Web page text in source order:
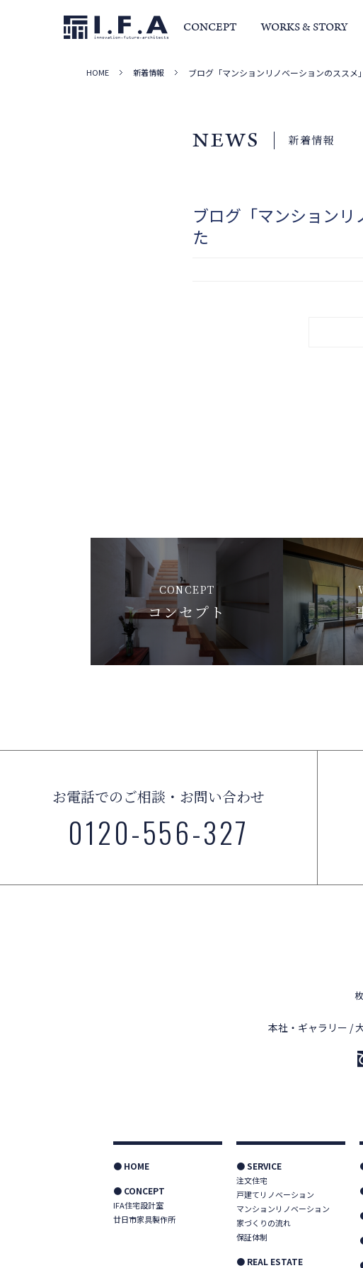
CONCEPT WORKS & STORY
事例集 家
サービス・家づくりの流れ 室長からの挨拶
HOME 新着情報 ブログ「マンションリノベーションのススメ
NEWS 新着情報
ブログ「マンション
た
CONCEPT
コンセプト
お電話でのご相談・お問い合わせ
0120-556-327
本社・ギャラリー /
● HOME
● CONCEPT
IFA住宅設計室
廿日市家具製作所
● SERVICE
注文住宅
戸建てリノベーション
マンションリノベーション
家づくりの流れ
保証体制
● REAL ESTATE